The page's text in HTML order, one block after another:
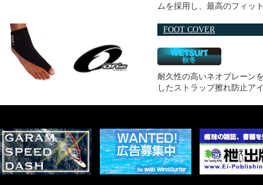
ムを採用し、最高のフィッ
FOOT COVER
耐久性の高いネオプレーン
したストラップ擦れ防止ア